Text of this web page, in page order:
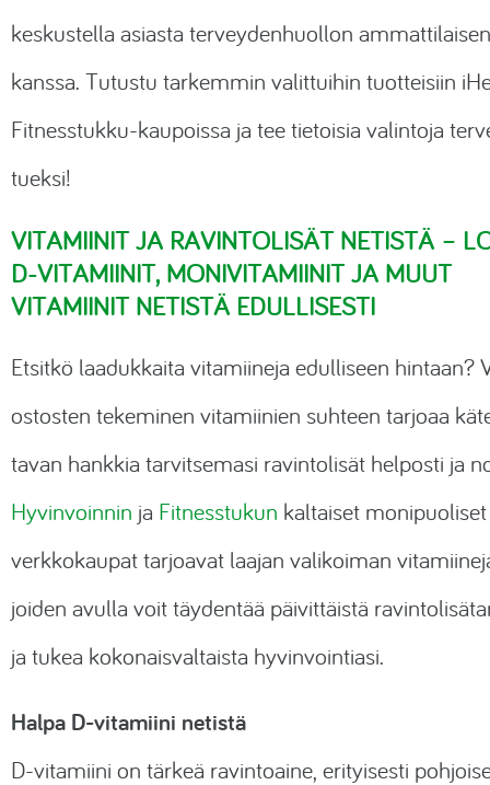
keskustella asiasta terveydenhuollon ammattilaisen
kanssa. Tutustu tarkemmin valittuihin tuotteisiin
Fitnesstukku-kaupoissa ja tee tietoisia valintoja
tueksi!
VITAMIINIT JA RAVINTOLISÄT NETISTÄ –
D-VITAMIINIT, MONIVITAMIINIT JA MUUT
VITAMIINIT NETISTÄ EDULLISESTI
Etsitkö laadukkaita vitamiineja edulliseen hintaan?
ostosten tekeminen vitamiinien suhteen tarjoaa
tavan hankkia tarvitsemasi ravintolisät helposti ja
Hyvinvoinnin ja Fitnesstukun kaltaiset monipuoliset
verkkokaupat tarjoavat laajan valikoiman
joiden avulla voit täydentää päivittäistä
ja tukea kokonaisvaltaista hyvinvointiasi.
Halpa D-vitamiini netistä
D-vitamiini on tärkeä ravintoaine, erityisesti